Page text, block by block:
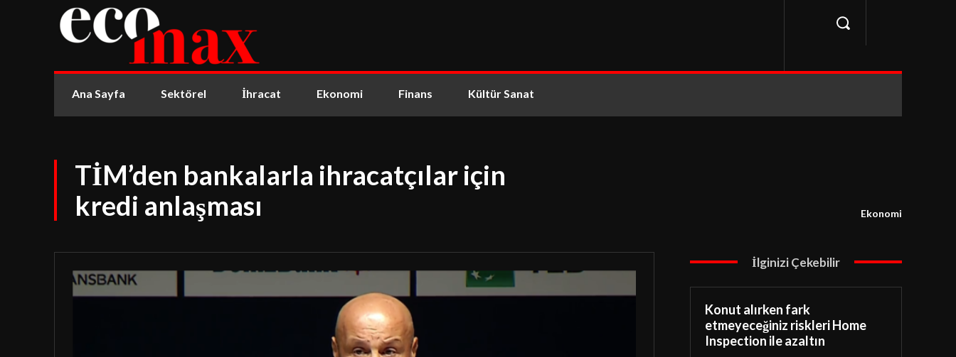
Ana Sayfa Sektörel İhracat Ekonomi Finans Kültür Sanat
TİM’den bankalarla ihracatçılar için
kredi anlaşması
Ekonomi
İlginizi Çekebilir
Konut alırken fark
etmeyeceğiniz riskleri Home
Inspection ile azaltın